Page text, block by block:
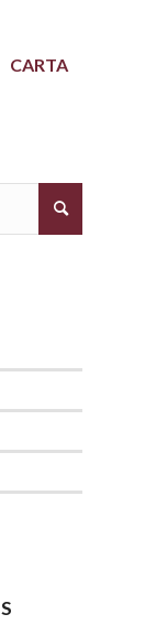
CARTA